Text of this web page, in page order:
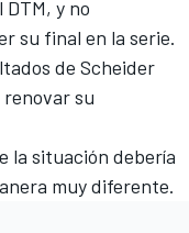
y no
su final en la serie.
de Scheider
su
la situación debería
muy diferente.